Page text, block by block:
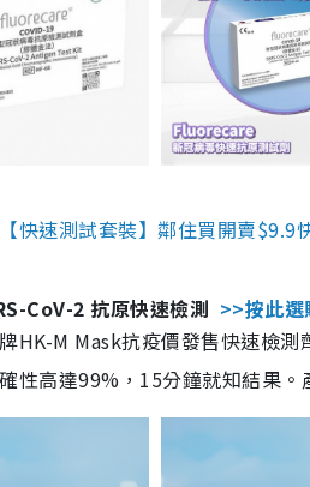
快速測試套裝】鄰住買開賣$9.9
CoV-2 抗原快速檢測 >>按此選
HK-M Mask抗疫價發售快速檢
性高達99%，15分鐘就知結果